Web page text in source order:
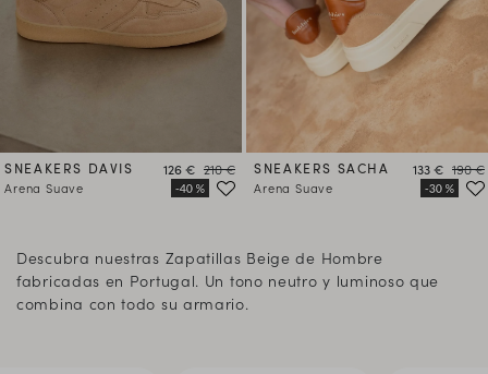
SNEAKERS DAVIS
Arena Suave
Precio
126 € Precio
210 € SNEAKERS SACHA
Arena Suave
Precio
133 € Precio
190 €
Descubra nuestras Zapatillas Beige de Hombre
fabricadas en Portugal. Un tono neutro y luminoso que
combina con todo su armario.